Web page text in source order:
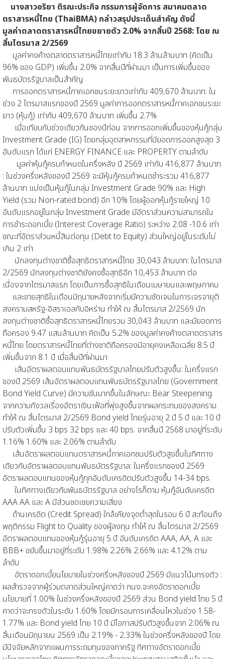
นางสาวอริยา ติรณะประกิจ กรรมการผู้จัดการ สมาคมตลาด
ตราสารหนี้ไทย (ThaiBMA) กล่าวสรุปประเด็นสำคัญ ดังนี้
มูลค่าตลาดตราสารหนี้ไทยขยายตัว 2.0% จากสิ้นปี 2568: โดย ณ
สิ้นไตรมาส 2/2569
มูลค่าคงค้างตลาดตราสารหนี้ไทยเท่ากับ 18.3 ล้านล้านบาท (คิดเป็น
96% ของ GDP) เพิ่มขึ้น 2.0% จากสิ้นปีที่ผ่านมา เป็นการเพิ่มขึ้นของ
พันธบัตรรัฐบาลเป็นสำคัญ
การออกตราสารหนี้ภาคเอกชนระยะยาวเท่ากับ 409,670 ล้านบาท: ใน
ช่วง 2 ไตรมาสแรกของปี 2569 มูลค่าการออกตราสารหนี้ภาคเอกชนระยะ
ยาว (หุ้นกู้) เท่ากับ 409,670 ล้านบาท เพิ่มขึ้น 2.7%
เมื่อเทียบกับช่วงเดียวกันของปีก่อน จากการออกเพิ่มขึ้นของหุ้นกู้กลุ่ม
Investment Grade (IG) โดยกลุ่มอุตสาหกรรมที่มียอดการออกสูงสุด 3
อันดับแรก ได้แก่ ENERGY FINANCE และ PROPERTY ตามลำดับ
มูลค่าหุ้นกู้ครบกำหนดในครึ่งหลัง ปี 2569 เท่ากับ 416,877 ล้านบาท
: ในช่วงครึ่งหลังของปี 2569 จะมีหุ้นกู้ครบกำหนดชำระรวม 416,877
ล้านบาท แบ่งเป็นหุ้นกู้ในกลุ่ม Investment Grade 90% และ High
Yield (รวม Non-rated bond) อีก 10% โดยผู้ออกหุ้นกู้รายใหญ่ 10
อันดับแรกอยู่ในกลุ่ม Investment Grade มีอัตราส่วนความสามารถใน
การชำระดอกเบี้ย (Interest Coverage Ratio) ระหว่าง 2.08 -10.6 เท่า
ขณะที่อัตราส่วนหนี้สินต่อทุน (Debt to Equity) ส่วนใหญ่อยู่ในระดับไม่
เกิน 2 เท่า
นักลงทุนต่างชาติซื้อสุทธิตราสารหนี้ไทย 30,043 ล้านบาท: ในไตรมาส
2/2569 นักลงทุนต่างชาติยังคงซื้อสุทธิอีก 10,453 ล้านบาท ต่อ
เนื่องจากไตรมาสแรก โดยเป็นการซื้อสุทธิในเดือนเมษายนและพฤษภาคม
และขายสุทธิในเดือนมิถุนายหลังจากเริ่มมีความชัดเจนในการเจรจายุติ
สงครามสหรัฐ-อิสราเอลกับอิหร่าน ทำให้ ณ สิ้นไตรมาส 2/2569 นัก
ลงทุนต่างชาติซื้อสุทธิตราสารหนี้ไทยรวม 30,043 ล้านบาท และมียอดการ
ถือครอง 9.47 แสนล้านบาท คิดเป็น 5.2% ของมูลค่าคงค้างตลาดตราสาร
หนี้ไทย โดยตราสารหนี้ไทยที่ต่างชาติถือครองมีอายุคงเหลือเฉลี่ย 8.5 ปี
เพิ่มขึ้นจาก 8.1 ปี เมื่อสิ้นปีที่ผ่านมา
เส้นอัตราผลตอบแทนพันธบัตรรัฐบาลไทยปรับตัวสูงขึ้น: ในครึ่งแรก
ของปี 2569 เส้นอัตราผลตอบแทนพันธบัตรรัฐบาลไทย (Government
Bond Yield Curve) มีความชันมากขึ้นในลักษณะ Bear Steepening
จากความกังวลเรื่องอัตราเงินเฟ้อที่พุ่งสูงขึ้นจากผลกระทบของสงคราม
ทำให้ ณ สิ้นไตรมาส 2/2569 Bond yield ไทยรุ่นอายุ 2 ปี 5 ปี และ 10 ปี
ปรับตัวเพิ่มขึ้น 3 bps 32 bps และ 40 bps. จากสิ้นปี 2568 มาอยู่ที่ระดับ
1.16% 1.60% และ 2.06% ตามลำดับ
เส้นอัตราผลตอบแทนตราสารหนี้ภาคเอกชนปรับตัวสูงขึ้นในทิศทาง
เดียวกับอัตราผลตอบแทนพันธบัตรรัฐบาล: ในครึ่งแรกของปี 2569
อัตราผลตอบแทนของหุ้นกู้ทุกอันดับเครดิตปรับตัวสูงขึ้น 14-34 bps.
ในทิศทางเดียวกับพันธบัตรรัฐบาล อย่างไรก็ตาม หุ้นกู้อันดับเครดิต
AAA AA และ A มีส่วนชดเชยความเสี่ยง
ด้านเครดิต (Credit Spread) ใกล้เคียงจุดต่ำสุดในรอบ 6 ปี สะท้อนถึง
พฤติกรรม Flight to Quality ของผู้ลงทุน ทำให้ ณ สิ้นไตรมาส 2/2569
อัตราผลตอบแทนของหุ้นกู้รุ่นอายุ 5 ปี อันดับเครดิต AAA, AA, A และ
BBB+ ขยับขึ้นมาอยู่ที่ระดับ 1.98% 2.26% 2.66% และ 4.12% ตาม
ลำดับ
อัตราดอกเบี้ยนโยบายในช่วงครึ่งหลังของปี 2569 มีแนวโน้มทรงตัว :
ผลสำรวจจากผู้ร่วมตลาดส่วนใหญ่คาดว่า กนง.จะคงอัตราดอกเบี้ย
นโยบายที่ 1.00% ในช่วงครึ่งหลังของปี 2569 ส่วน Bond yield ไทย 5 ปี
คาดว่าจะทรงตัวในระดับ 1.60% โดยมีกรอบการเคลื่อนไหวในช่วง 1.58-
1.77% และ Bond yield ไทย 10 ปี มีโอกาสปรับตัวสูงขึ้นจาก 2.06% ณ
สิ้นเดือนมิถุนายน 2569 เป็น 2.19% - 2.33% ในช่วงครึ่งหลังของปี โดย
มีปัจจัยหลักจากแผนการระดมทุนของภาครัฐ ทิศทางอัตราดอกเบี้ย